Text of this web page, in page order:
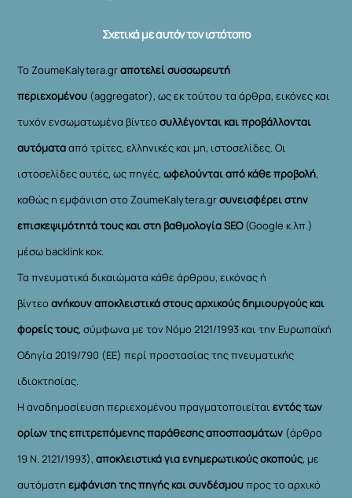
Σχετικά με αυτόν τον ιστότοπο
Το ZoumeKalytera.grαποτελεί συσσωρευτή
περιεχομένου (aggregator), ως εκ τούτου τα άρθρα, εικόνες και
τυχόν ενσωματωμένα βίντεοσυλλέγονται και προβάλλονται
αυτόματααπό τρίτες, ελληνικές και μη, ιστοσελίδες. Οι
ιστοσελίδες αυτές, ως πηγές,ωφελούνται από κάθε προβολή,
καθώς η εμφάνιση στο ZoumeKalytera.grσυνεισφέρει στην
επισκεψιμότητά τους και στη βαθμολογία SEO(Google κ.λπ.)
μέσω backlink κοκ.
Τα πνευματικά δικαιώματα κάθε άρθρου, εικόνας ή
βίντεοανήκουν αποκλειστικά στους αρχικούς δημιουργούς και
φορείς τους, σύμφωνα με τον Νόμο 2121/1993 και την Ευρωπαϊκή
Οδηγία 2019/790 (ΕΕ) περί προστασίας της πνευματικής
ιδιοκτησίας.
Η αναδημοσίευση περιεχομένου πραγματοποιείταιεντός των
ορίων της επιτρεπόμενης παράθεσης αποσπασμάτων (άρθρο
19 Ν. 2121/1993), αποκλειστικά για ενημερωτικούς σκοπούς, με
αυτόματηεμφάνιση της πηγής και συνδέσμουπρος το αρχικό